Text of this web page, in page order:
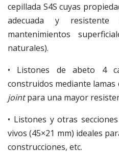
cepillada S4S cuyas
adecuada y
mantenimientos
naturales).
• Listones de abeto 4
construidos mediante lamas
jointpara una mayor
• Listones y otras
vivos (45×21 mm) ideales
construcciones, etc.